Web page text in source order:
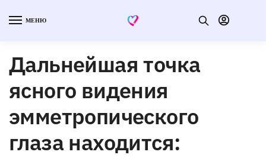
МЕНЮ
Дальнейшая точка
ясного видения
эмметропического
глаза находится: